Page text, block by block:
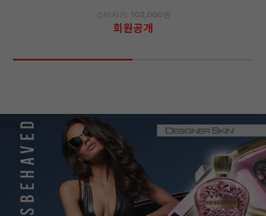
소비자가: 102,000원
회원공개